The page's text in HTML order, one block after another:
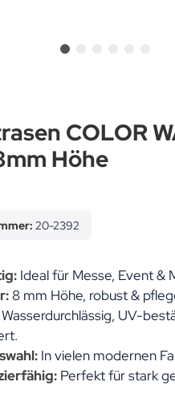
COLOR
Höhe
20-2392
Ideal für Messe, Event &
8 mm Höhe, robust &
Wasserdurchlässig, UV-
In vielen modernen
Perfekt für stark